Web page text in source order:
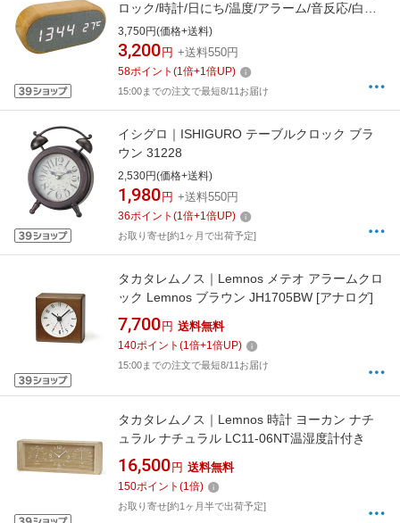
ロック/時計/日にち/温度/アラーム/音反応/白文
字/USB電池/MDFPVC素材 CYPZ001 [デジタル]
3,750円(価格+送料)
3,200 円 +送料550円
58ポイント (1倍+1倍UP)
15:00までの注文で最短8/11お届け
イシグロ｜ISHIGURO テーブルクロック ブラ
ウン 31228
2,530円(価格+送料)
1,980 円 +送料550円
36ポイント (1倍+1倍UP)
お取り寄せ[約1ヶ月で出荷予定]
タカタレムノス｜Lemnos メテオ アラームクロ
ック Lemnos ブラウン JH1705BW [アナログ]
7,700 円 送料無料
140ポイント (1倍+1倍UP)
15:00までの注文で最短8/11お届け
タカタレムノス｜Lemnos 時計 ヨーカン ナチ
ュラル ナチュラル LC11-06NT温湿度計付き
16,500 円 送料無料
150ポイント (1倍)
お取り寄せ[約1ヶ月半で出荷予定]